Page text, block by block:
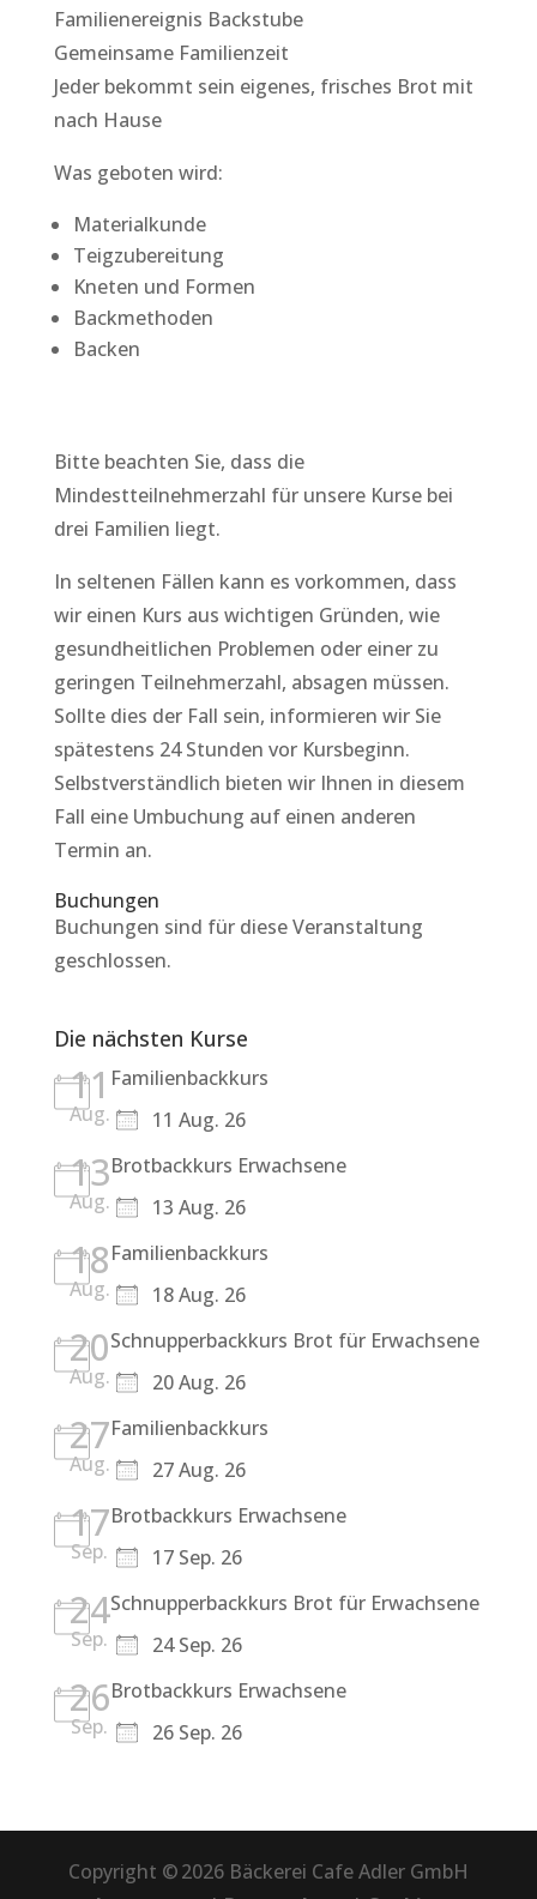
Familienereignis Backstube
Gemeinsame Familienzeit
Jeder bekommt sein eigenes, frisches Brot mit
nach Hause
Was geboten wird:
Materialkunde
Teigzubereitung
Kneten und Formen
Backmethoden
Backen
Bitte beachten Sie, dass die
Mindestteilnehmerzahl für unsere Kurse bei
drei Familien liegt.
In seltenen Fällen kann es vorkommen, dass
wir einen Kurs aus wichtigen Gründen, wie
gesundheitlichen Problemen oder einer zu
geringen Teilnehmerzahl, absagen müssen.
Sollte dies der Fall sein, informieren wir Sie
spätestens 24 Stunden vor Kursbeginn.
Selbstverständlich bieten wir Ihnen in diesem
Fall eine Umbuchung auf einen anderen
Termin an.
Buchungen
Buchungen sind für diese Veranstaltung
geschlossen.
Die nächsten Kurse
11
Aug.
Familienbackkurs
11 Aug. 26
13
Aug.
Brotbackkurs Erwachsene
13 Aug. 26
18
Aug.
Familienbackkurs
18 Aug. 26
20
Aug.
Schnupperbackkurs Brot für Erwachsene
20 Aug. 26
27
Aug.
Familienbackkurs
27 Aug. 26
17
Sep.
Brotbackkurs Erwachsene
17 Sep. 26
24
Sep.
Schnupperbackkurs Brot für Erwachsene
24 Sep. 26
26
Sep.
Brotbackkurs Erwachsene
26 Sep. 26
Copyright © 2026 Bäckerei Cafe Adler GmbH